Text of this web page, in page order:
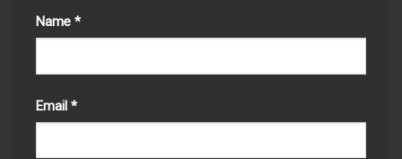
Name *
Email *